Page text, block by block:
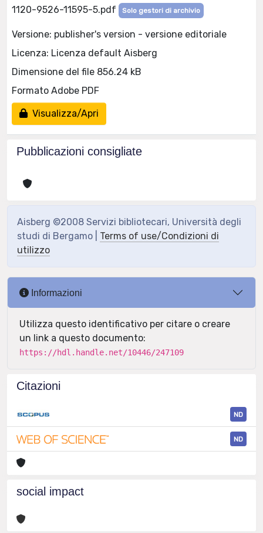
1120-9526-11595-5.pdf Solo gestori di archivio
Versione: publisher's version - versione editoriale
Licenza: Licenza default Aisberg
Dimensione del file 856.24 kB
Formato Adobe PDF
Visualizza/Apri
Pubblicazioni consigliate
Aisberg ©2008 Servizi bibliotecari, Università degli
studi di Bergamo | Terms of use/Condizioni di
utilizzo
Informazioni
Utilizza questo identificativo per citare o creare
un link a questo documento:
https://hdl.handle.net/10446/247109
Citazioni
ND
ND
social impact